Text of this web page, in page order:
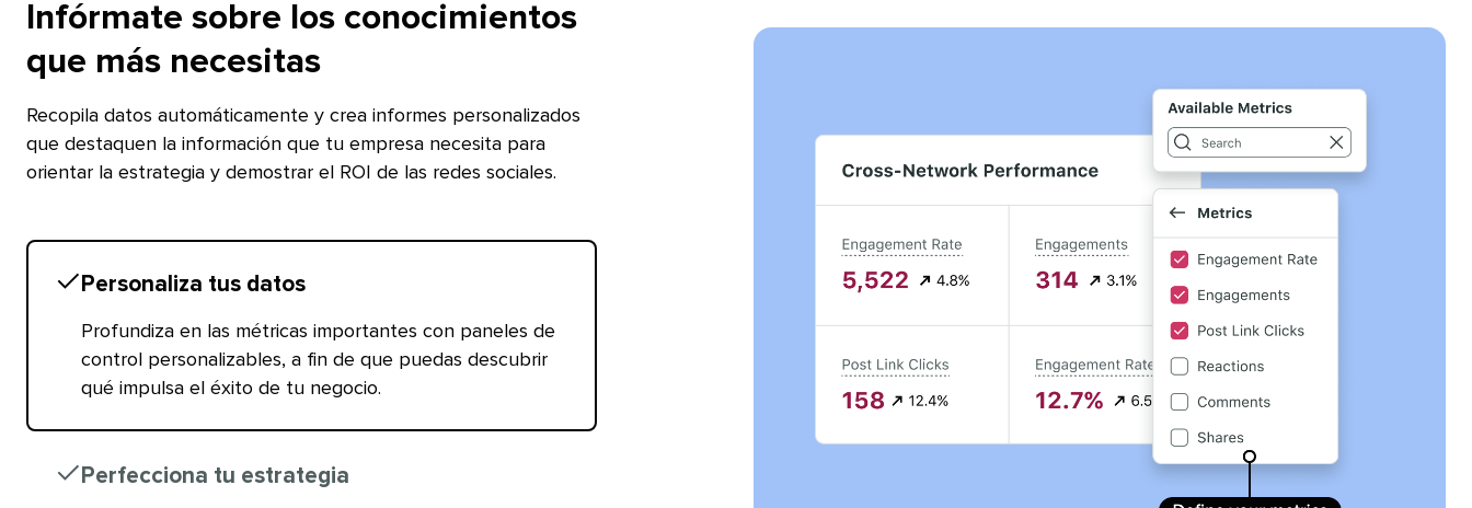
Infórmate sobre los conocimientos
que más necesitas​​
Recopila datos automáticamente y crea informes personalizados
que destaquen la información que tu empresa necesita para
orientar la estrategia y demostrar el ROI de las redes sociales.​​
Personaliza tus datos​​
Profundiza en las métricas importantes con paneles de
control personalizables, a fin de que puedas descubrir
qué impulsa el éxito de tu negocio.​​
Perfecciona tu estrategia​​